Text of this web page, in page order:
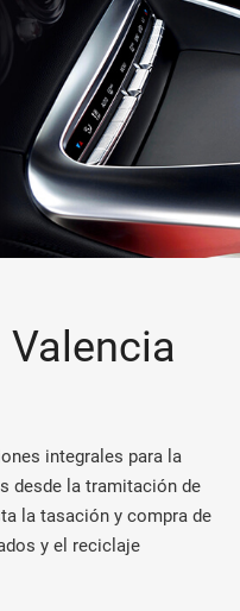
Valencia
integrales para la
desde la tramitación de
la tasación y compra de
y el reciclaje